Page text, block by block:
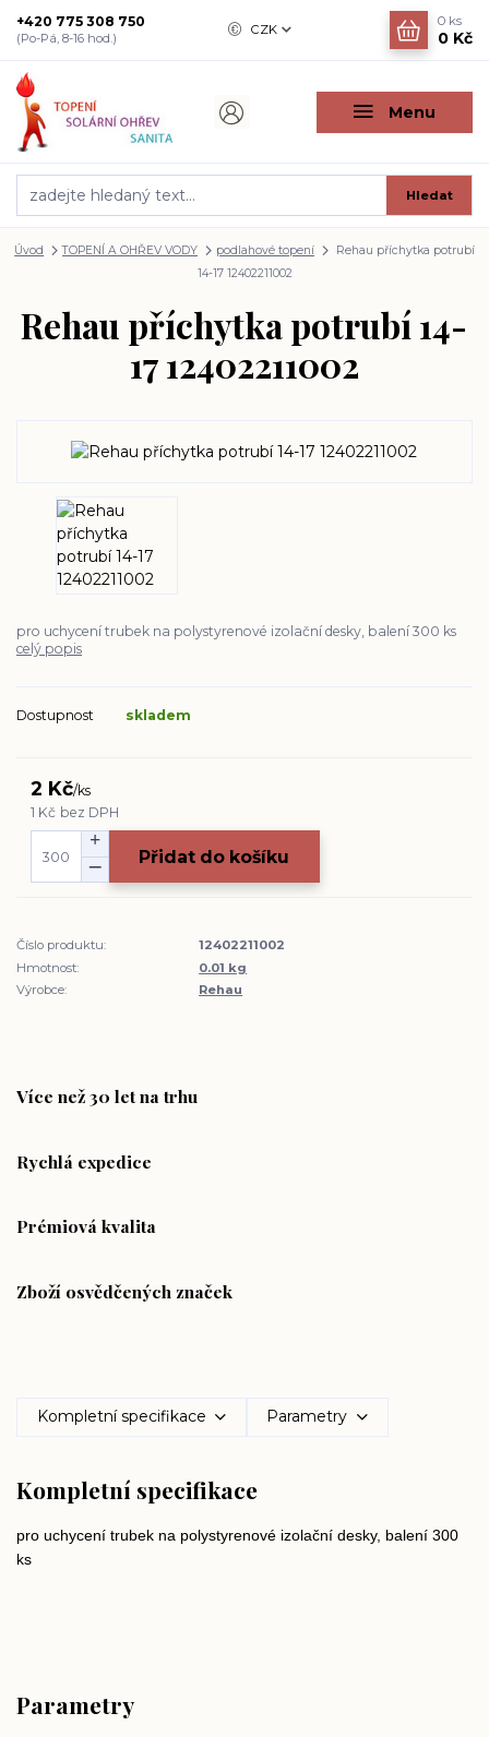
Menu
CZK
Hledat
+420 775 308 750
(Po-Pá, 8-16 hod.)
0 ks
0 Kč
Úvod TOPENÍ A OHŘEV VODY podlahové topení
Rehau příchytka potrubí
14-17 12402211002
Rehau příchytka potrubí 14-
17 12402211002
pro uchycení trubek na polystyrenové izolační desky, balení 300 ks
celý popis
Dostupnost skladem
2 Kč/ks
1 Kč bez DPH
Přidat do košíku
Číslo produktu:
12402211002
Hmotnost:
0.01 kg
Výrobce:
Rehau
Více než 30 let na trhu
Rychlá expedice
Prémiová kvalita
Zboží osvědčených značek
Kompletní specifikace Parametry
Kompletní specifikace
pro uchycení trubek na polystyrenové izolační desky, balení 300
ks
Parametry